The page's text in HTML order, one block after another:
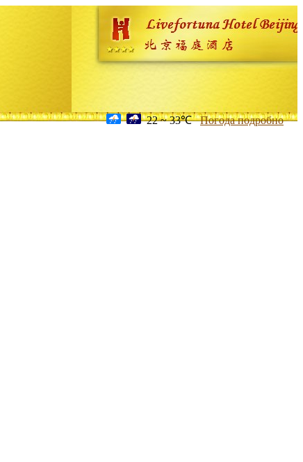
22 ~ 33℃ Погода подробно